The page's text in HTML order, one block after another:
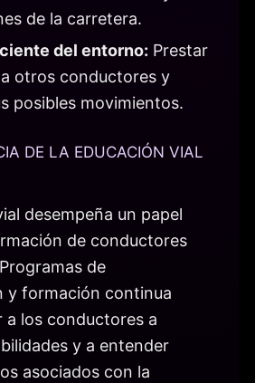
de la carretera.
del entorno: Prestar
otros conductores y
posibles movimientos.
DE LA EDUCACIÓN VIAL
desempeña un papel
de conductores
de
y formación continua
a los conductores a
y a entender
asociados con la